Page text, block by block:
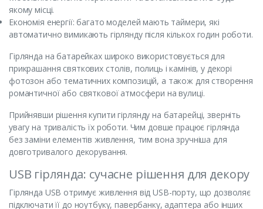
якому місці.
Економія енергії: багато моделей мають таймери, які
автоматично вимикають гірлянду після кількох годин роботи.
Гірлянда на батарейках широко використовується для
прикрашання святкових столів, полиць і камінів, у декорі
фотозон або тематичних композицій, а також для створення
романтичної або святкової атмосфери на вулиці.
Прийнявши рішення купити гірлянду на батарейці, зверніть
увагу на тривалість їх роботи. Чим довше працює гірлянда
без заміни елементів живлення, тим вона зручніша для
довготривалого декорування.
USB гірлянда: сучасне рішення для декору
Гірлянда USB отримує живлення від USB-порту, що дозволяє
підключати її до ноутбуку, павербанку, адаптера або інших